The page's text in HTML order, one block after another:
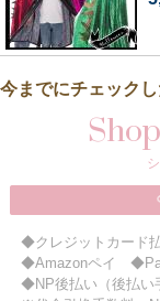
今までにチェック
◆クレジットカード
◆Amazonペイ
◆NP後払い（後払い